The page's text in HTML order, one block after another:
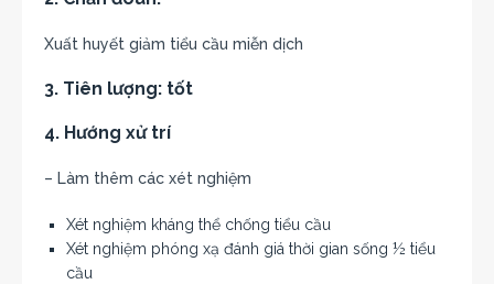
Xuất huyết giảm tiểu cầu miễn dịch
3. Tiên lượng: tốt
4. Hướng xử trí
– Làm thêm các xét nghiệm
Xét nghiệm kháng thể chống tiểu cầu
Xét nghiệm phóng xạ đánh giá thời gian sống ½ tiểu
cầu